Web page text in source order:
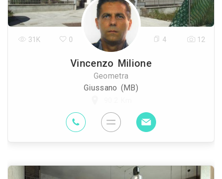
Vincenzo Milione
Geometra
Giussano (MB)
31K 0 4 12